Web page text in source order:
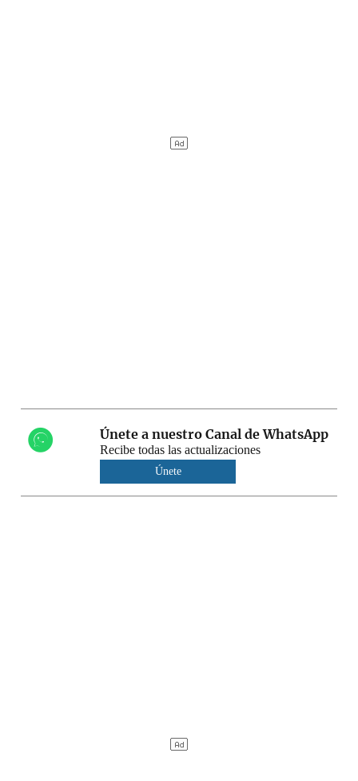
Únete a nuestro Canal de WhatsApp
Recibe todas las actualizaciones
Únete